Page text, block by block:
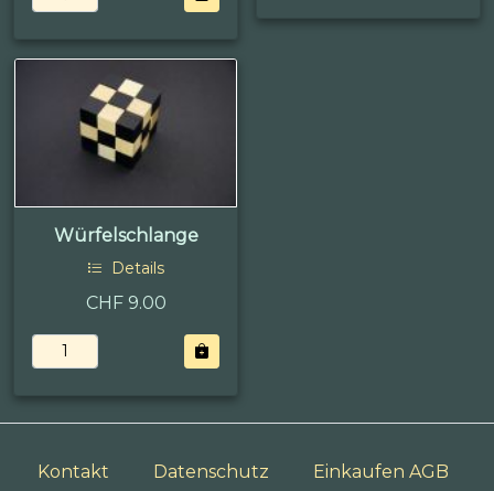
Würfelschlange
Details
CHF 9.00
Kontakt Datenschutz Einkaufen AGB